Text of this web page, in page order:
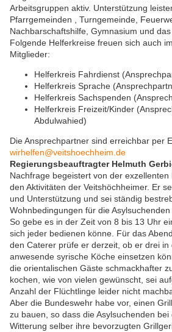
Arbeitsgruppen aktiv. Unterstützung
Pfarrgemeinden , Turngemeinde,
Nachbarschaftshilfe, Gymnasium und das
Folgende Helferkreise freuen sich auch
Mitglieder:
Helferkreis Fahrdienst
Helferkreis Sprache
Helferkreis Sachspenden
Helferkreis Freizeit/Kinder
Abdulwahied)
Die Ansprechpartner sind erreichbar per
wirhelfen@veitshoechheim.de
Regierungsbeauftragter Helmuth
Nachfrage begeistert von der exzellenten
den Aktivitäten der Veitshöchheimer. Er
und Unterstützung und sei ständig
Wohnbedingungen für die Asylsuchenden
So gebe es in der Zeit von 8 bis 13 Uhr
sich jeder bedienen könne. Für das
den Caterer prüfe er derzeit, ob er drei in
anwesende syrische Köche einsetzen
die orientalischen Gäste schmackhafter
kochen, wie von vielen gewünscht, sei
Anzahl der Flüchtlinge leider nicht
Aber die Bundeswehr habe vor, einen
zu bauen, so dass die Asylsuchenden
Witterung selber ihre bevorzugten